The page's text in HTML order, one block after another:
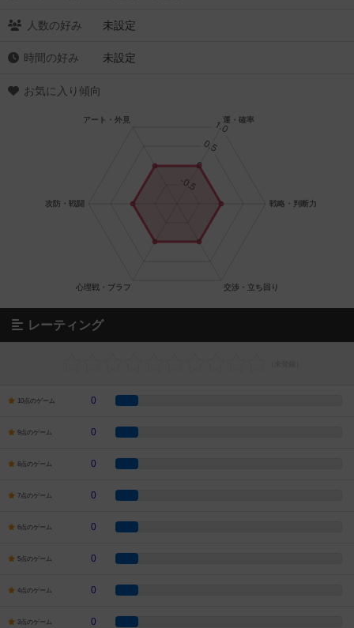
人数の好み 未設定
時間の好み 未設定
お気に入り傾向
レーティング
10点のゲーム 0
9点のゲーム 0
8点のゲーム 0
7点のゲーム 0
6点のゲーム 0
5点のゲーム 0
4点のゲーム 0
3点のゲーム 0